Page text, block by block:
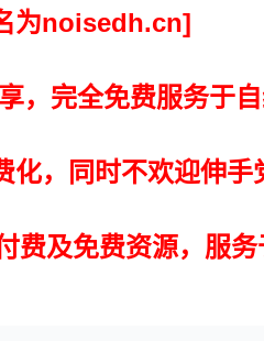
为noisedh.cn]
，完全免费服务于
，同时不欢迎伸手
费及免费资源，服务